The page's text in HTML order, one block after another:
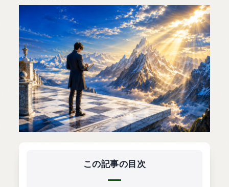
この記事の目次